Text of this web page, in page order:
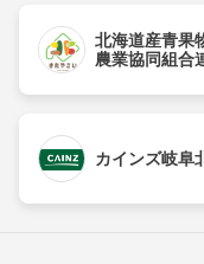
北海道産青果
農業協同組合
カインズ岐阜